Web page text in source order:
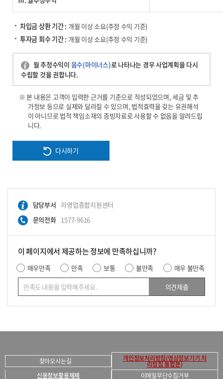
차입금 상환 기간 : 개월 이상 소요(추정 수익 기준)
투자금 회수 기간 : 개월 이상 소요(추정 수익 기준)
월 추정수익이 음수(마이너스)로 나타나는 경우 사업계획을 다시
수립할 것을 권합니다.
※ 본 내용은 고객이 입력한 근거를 기준으로 작성되었으며, 세금 및 추
가정보 등으로 실제와 달라질 수 있으며, 법적효력을 갖는 유권해석
이 아니므로 법적 책임소재의 증빙자료로 사용할 수 없음을 알려드립
니다.
다시하기
담당부서 자영업종합지원센터
문의전화 1577-9616
이 페이지에서 제공하는 정보에 만족하십니까?
매우만족 만족 보통 불만족
매우 불만족
의견제출
찾아오시는길 개인정보처리방침(영상정보기기 처
리방침 통합본)
신용정보활용체제
이메일무단수집거부